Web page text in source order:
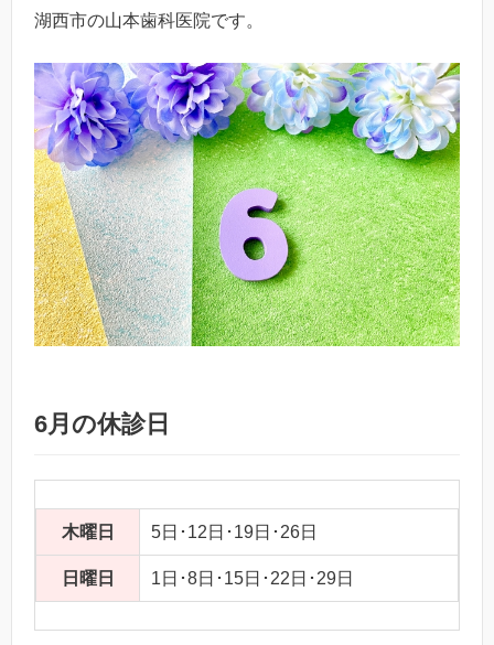
湖西市の山本歯科医院です。
6月の休診日
木曜日 5日･12日･19日･26日
日曜日 1日･8日･15日･22日･29日